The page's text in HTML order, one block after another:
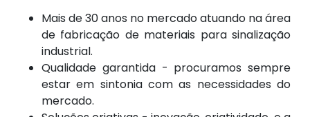
Mais de 30 anos no mercado atuando na área
de fabricação de materiais para sinalização
industrial.
Qualidade garantida - procuramos sempre
estar em sintonia com as necessidades do
mercado.